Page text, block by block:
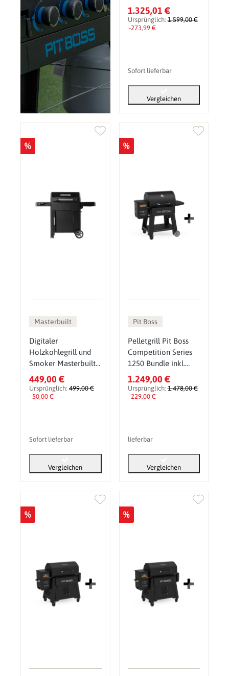
Gravity Series XT
1.325,01 €
Ursprünglich:1.599,00 €
-273,99 €
Sofort lieferbar
Vergleichen
%
Masterbuilt
Digitaler
Holzkohlegrill und
Smoker Masterbuilt
AutoIgnite Serie 545
449,00 €
Ursprünglich: 499,00 €
-50,00 €
Sofort lieferbar
Vergleichen
%
Pit Boss
Pelletgrill Pit Boss
Competition Series
1250 Bundle inkl.
Gusseisen-Set,
Pelletsmoker & Grill
1.249,00 €
Ursprünglich:1.478,00 €
-229,00 €
lieferbar
Vergleichen
% %